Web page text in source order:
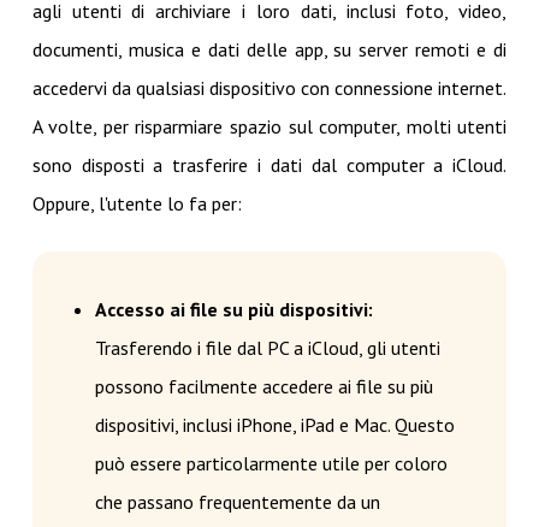
agli utenti di archiviare i loro dati, inclusi foto, video,
documenti, musica e dati delle app, su server remoti e di
accedervi da qualsiasi dispositivo con connessione internet.
A volte, per risparmiare spazio sul computer, molti utenti
sono disposti a trasferire i dati dal computer a iCloud.
Oppure, l'utente lo fa per:
Accesso ai file su più dispositivi:
Trasferendo i file dal PC a iCloud, gli utenti
possono facilmente accedere ai file su più
dispositivi, inclusi iPhone, iPad e Mac. Questo
può essere particolarmente utile per coloro
che passano frequentemente da un